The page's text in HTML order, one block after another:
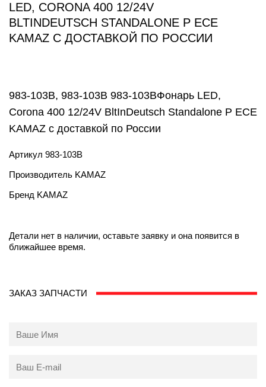
LED, CORONA 400 12/24V
BLTINDEUTSCH STANDALONE P ECE
KAMAZ С ДОСТАВКОЙ ПО РОССИИ
983-103B, 983-103B 983-103BФонарь LED,
Corona 400 12/24V BltInDeutsch Standalone P ECE
KAMAZ с доставкой по России
Артикул 983-103B
Производитель KAMAZ
Бренд KAMAZ
Детали нет в наличии, оставьте заявку и она появится в
ближайшее время.
ЗАКАЗ ЗАПЧАСТИ